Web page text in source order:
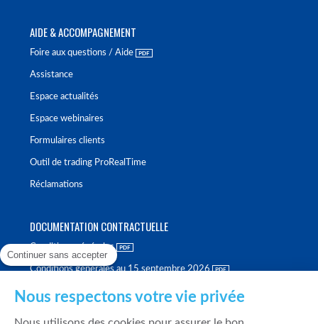
AIDE & ACCOMPAGNEMENT
Foire aux questions / Aide
Assistance
Espace actualités
Espace webinaires
Formulaires clients
Outil de trading ProRealTime
Réclamations
DOCUMENTATION CONTRACTUELLE
Conditions générales
Conditions générales au 15 septembre 2026
Continuer sans accepter
Nous respectons votre vie privée